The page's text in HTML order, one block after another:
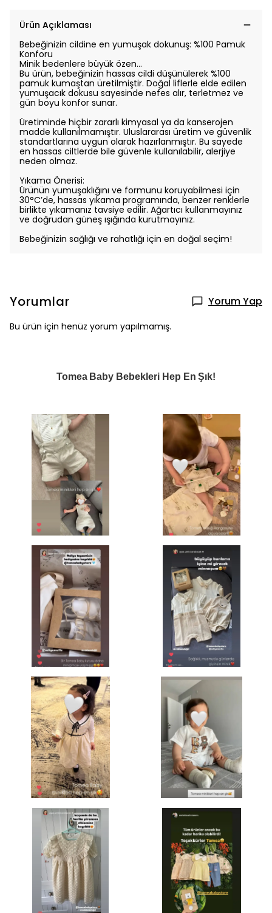
Ürün Açıklaması
Bebeğinizin cildine en yumuşak dokunuş: %100 Pamuk
Konforu
Minik bedenlere büyük özen…
Bu ürün, bebeğinizin hassas cildi düşünülerek %100
pamuk kumaştan üretilmiştir. Doğal liflerle elde edilen
yumuşacık dokusu sayesinde nefes alır, terletmez ve
gün boyu konfor sunar.
Üretiminde hiçbir zararlı kimyasal ya da kanserojen
madde kullanılmamıştır. Uluslararası üretim ve güvenlik
standartlarına uygun olarak hazırlanmıştır. Bu sayede
en hassas ciltlerde bile güvenle kullanılabilir, alerjiye
neden olmaz.
Yıkama Önerisi:
Ürünün yumuşaklığını ve formunu koruyabilmesi için
30°C’de, hassas yıkama programında, benzer renklerle
birlikte yıkamanız tavsiye edilir. Ağartıcı kullanmayınız
ve doğrudan güneş ışığında kurutmayınız.
Bebeğinizin sağlığı ve rahatlığı için en doğal seçim!
Yorumlar Yorum Yap
Bu ürün için henüz yorum yapılmamış.
Tomea Baby Bebekleri Hep En Şık!